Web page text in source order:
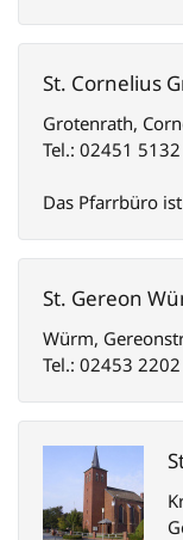
St. Cornelius
Grotenrath,
Tel.: 02451 5132
Das Pfarrbüro
St. Gereon
Würm,
Tel.: 02453 2202